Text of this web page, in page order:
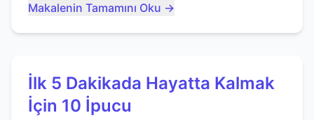
Makalenin Tamamını Oku →
İlk 5 Dakikada Hayatta Kalmak
İçin 10 İpucu